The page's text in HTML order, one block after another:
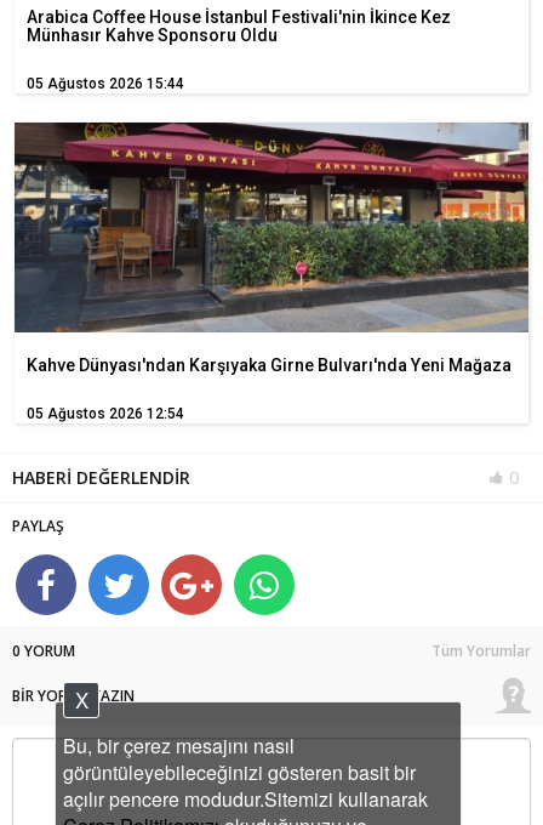
Arabica Coffee House İstanbul Festivali'nin İkince Kez
Münhasır Kahve Sponsoru Oldu
05 Ağustos 2026 15:44
Kahve Dünyası'ndan Karşıyaka Girne Bulvarı'nda Yeni Mağaza
05 Ağustos 2026 12:54
HABERİ DEĞERLENDİR 0
PAYLAŞ
0 YORUM Tüm Yorumlar
BİR YORUM YAZIN
Bu, bir çerez mesajını nasıl
görüntüleyebileceğinizi gösteren basit bir
açılır pencere modudur.Sitemizi kullanarak
X